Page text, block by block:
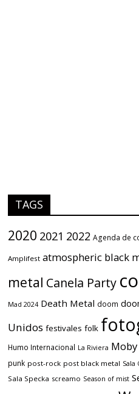
TAGS
2020 2021 2022 Agenda de
Amplifest atmospheric black
metal Canela Party
Mad 2024 Death Metal doom
Unidos festivales folk
Humo Internacional La Riviera
punk post-rock post black metal Sala
Sala Specka screamo Season of mist